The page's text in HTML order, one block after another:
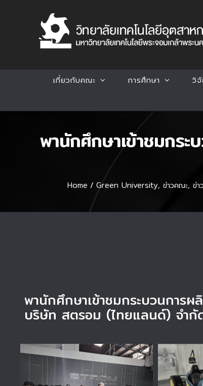
เกี่ยวกับคณะ การศึกษา วิ
พานักศึกษาเข้าชมกร
Home / Green University, ข่าวคณะ, ข่า
พานักศึกษาเข้าชมกระบวนการ
บริษัท สตรอม (ไทยแลนด์) จำกั